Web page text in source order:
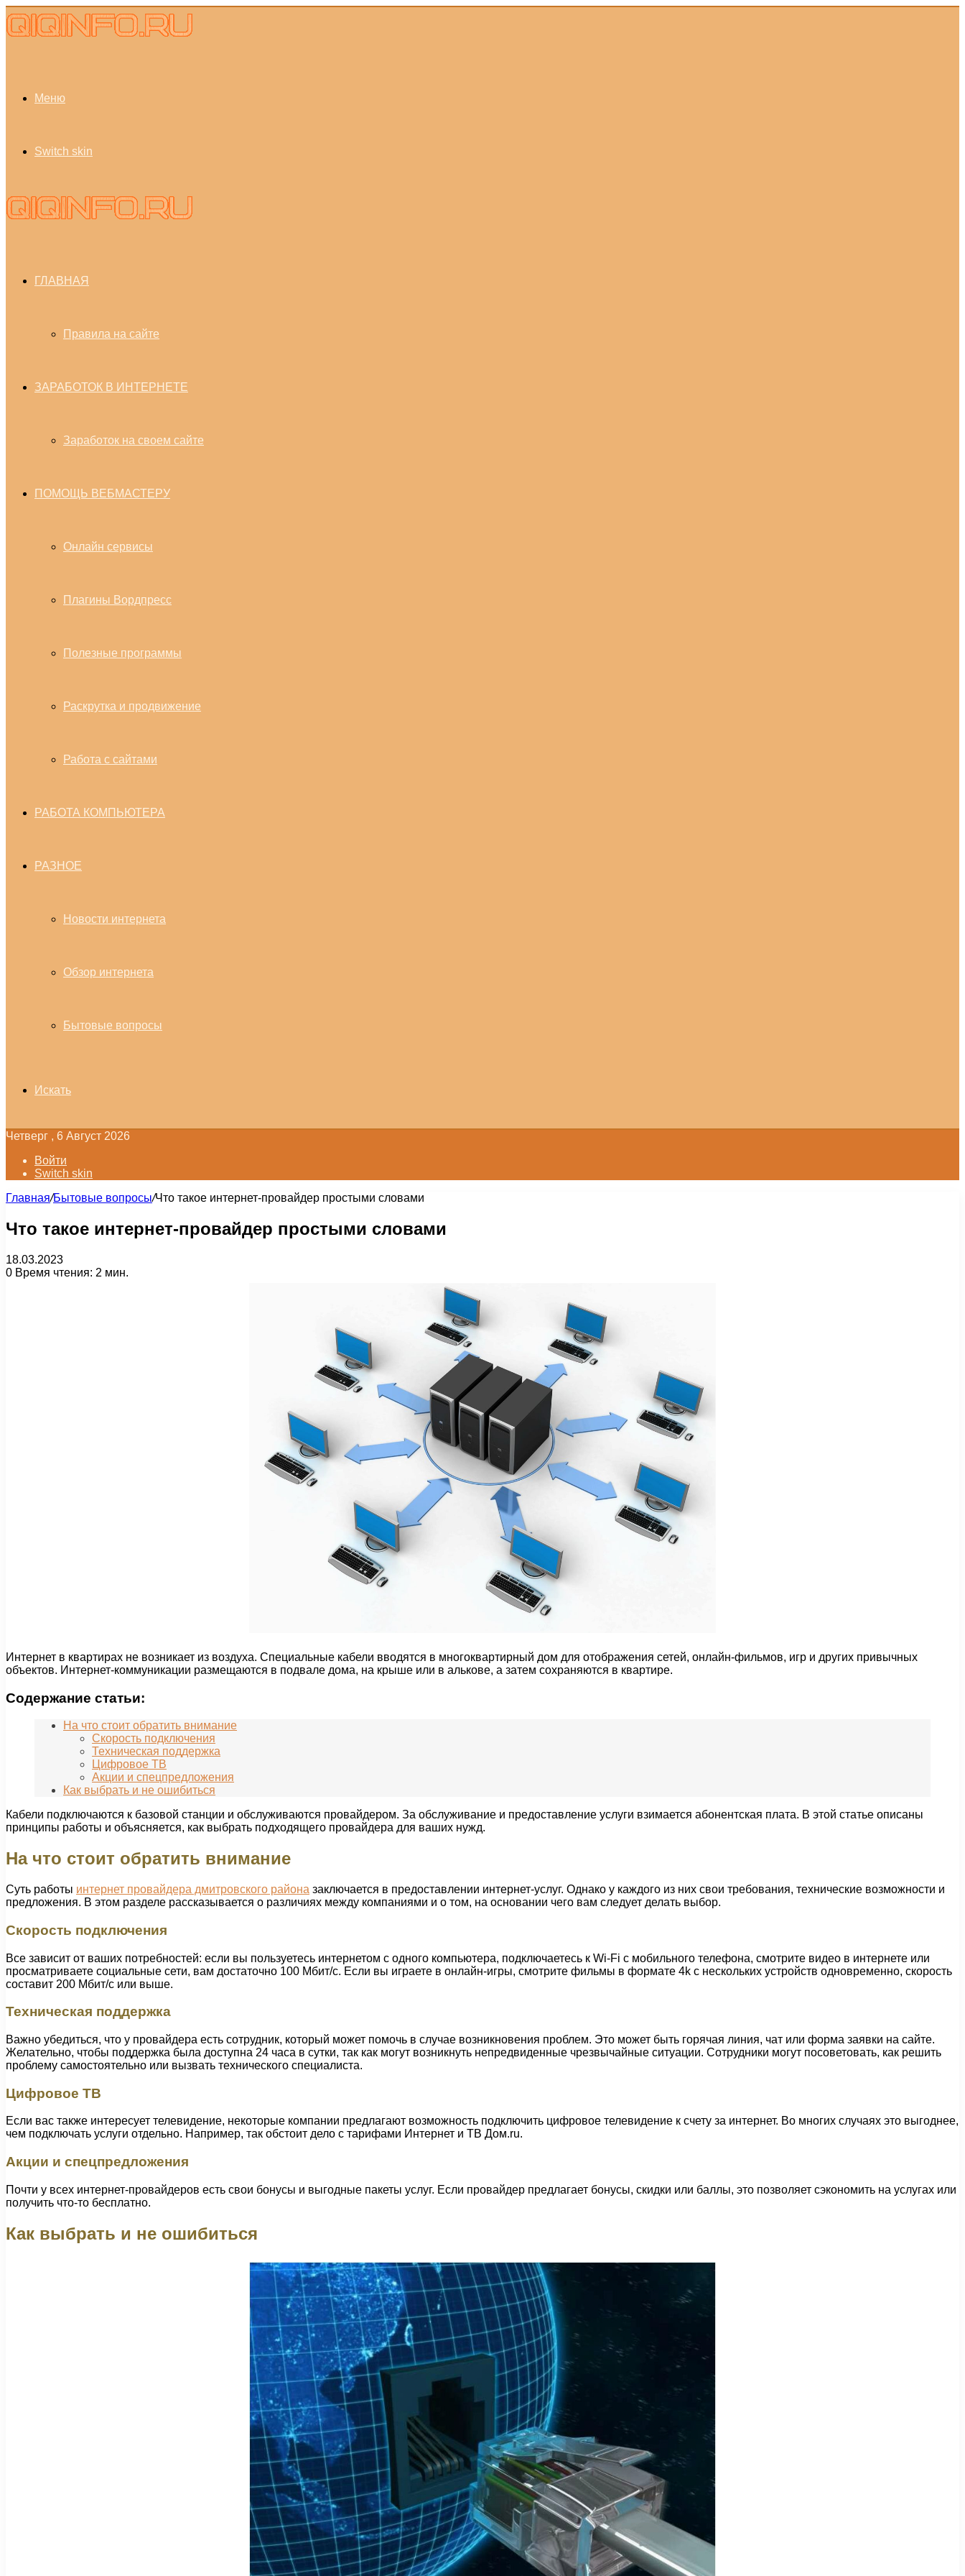
Меню
Switch skin
ГЛАВНАЯ
Правила на сайте
ЗАРАБОТОК В ИНТЕРНЕТЕ
Заработок на своем сайте
ПОМОЩЬ ВЕБМАСТЕРУ
Онлайн сервисы
Плагины Вордпресс
Полезные программы
Раскрутка и продвижение
Работа с сайтами
РАБОТА КОМПЬЮТЕРА
РАЗНОЕ
Новости интернета
Обзор интернета
Бытовые вопросы
Искать
Четверг , 6 Август 2026
Войти
Switch skin
Главная/Бытовые вопросы/Что такое интернет-провайдер простыми словами
Что такое интернет-провайдер простыми словами
18.03.2023
0 Время чтения: 2 мин.
Интернет в квартирах не возникает из воздуха. Специальные кабели вводятся в многоквартирный дом для отображения сетей, онлайн-фильмов, игр и других привычных
объектов. Интернет-коммуникации размещаются в подвале дома, на крыше или в алькове, а затем сохраняются в квартире.
Содержание статьи:
На что стоит обратить внимание
Скорость подключения
Техническая поддержка
Цифровое ТВ
Акции и спецпредложения
Как выбрать и не ошибиться
Кабели подключаются к базовой станции и обслуживаются провайдером. За обслуживание и предоставление услуги взимается абонентская плата. В этой статье описаны
принципы работы и объясняется, как выбрать подходящего провайдера для ваших нужд.
На что стоит обратить внимание
Суть работы интернет провайдера дмитровского района заключается в предоставлении интернет-услуг. Однако у каждого из них свои требования, технические возможности и
предложения. В этом разделе рассказывается о различиях между компаниями и о том, на основании чего вам следует делать выбор.
Скорость подключения
Все зависит от ваших потребностей: если вы пользуетесь интернетом с одного компьютера, подключаетесь к Wi-Fi с мобильного телефона, смотрите видео в интернете или
просматриваете социальные сети, вам достаточно 100 Мбит/с. Если вы играете в онлайн-игры, смотрите фильмы в формате 4k с нескольких устройств одновременно, скорость
составит 200 Мбит/с или выше.
Техническая поддержка
Важно убедиться, что у провайдера есть сотрудник, который может помочь в случае возникновения проблем. Это может быть горячая линия, чат или форма заявки на сайте.
Желательно, чтобы поддержка была доступна 24 часа в сутки, так как могут возникнуть непредвиденные чрезвычайные ситуации. Сотрудники могут посоветовать, как решить
проблему самостоятельно или вызвать технического специалиста.
Цифровое ТВ
Если вас также интересует телевидение, некоторые компании предлагают возможность подключить цифровое телевидение к счету за интернет. Во многих случаях это выгоднее,
чем подключать услуги отдельно. Например, так обстоит дело с тарифами Интернет и ТВ Дом.ru.
Акции и спецпредложения
Почти у всех интернет-провайдеров есть свои бонусы и выгодные пакеты услуг. Если провайдер предлагает бонусы, скидки или баллы, это позволяет сэкономить на услугах или
получить что-то бесплатно.
Как выбрать и не ошибиться